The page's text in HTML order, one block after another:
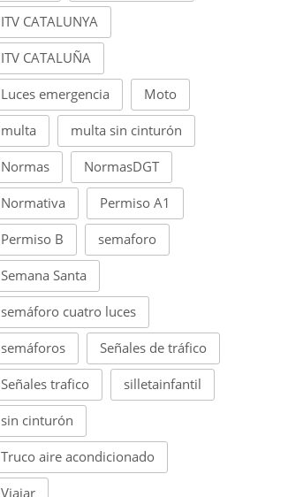
ITV CATALUNYA
ITV CATALUÑA
Luces emergencia Moto
multa multa sin cinturón
Normas NormasDGT
Normativa Permiso A1
Permiso B semaforo
Semana Santa
semáforo cuatro luces
semáforos Señales de tráfico
Señales trafico silletainfantil
sin cinturón
Truco aire acondicionado
Viajar